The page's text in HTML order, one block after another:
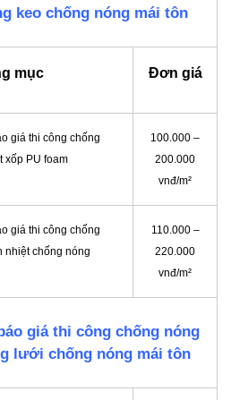
keo chống nóng mái tôn
mục Đơn giá
giá thi công chống
xốp PU foam
100.000 –
200.000
vnđ/m²
giá thi công chống
nhiệt chống nóng
110.000 –
220.000
vnđ/m²
giá thi công chống nóng
lưới chống nóng mái tôn